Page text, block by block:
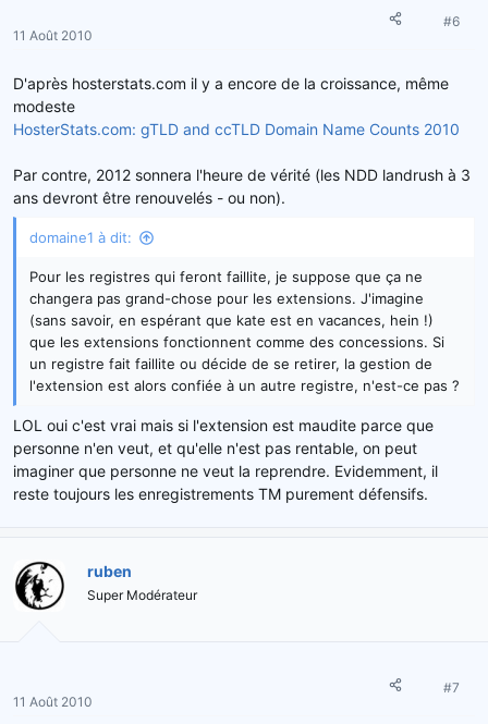
11 Août 2010
#6
D'après hosterstats.com il y a encore de la croissance, même
modeste
HosterStats.com: gTLD and ccTLD Domain Name Counts 2010
Par contre, 2012 sonnera l'heure de vérité (les NDD landrush à 3
ans devront être renouvelés - ou non).
domaine1 à dit:
Pour les registres qui feront faillite, je suppose que ça ne
changera pas grand-chose pour les extensions. J'imagine
(sans savoir, en espérant que kate est en vacances, hein !)
que les extensions fonctionnent comme des concessions. Si
un registre fait faillite ou décide de se retirer, la gestion de
l'extension est alors confiée à un autre registre, n'est-ce pas ?
LOL oui c'est vrai mais si l'extension est maudite parce que
personne n'en veut, et qu'elle n'est pas rentable, on peut
imaginer que personne ne veut la reprendre. Evidemment, il
reste toujours les enregistrements TM purement défensifs.
ruben
Super Modérateur
11 Août 2010
#7